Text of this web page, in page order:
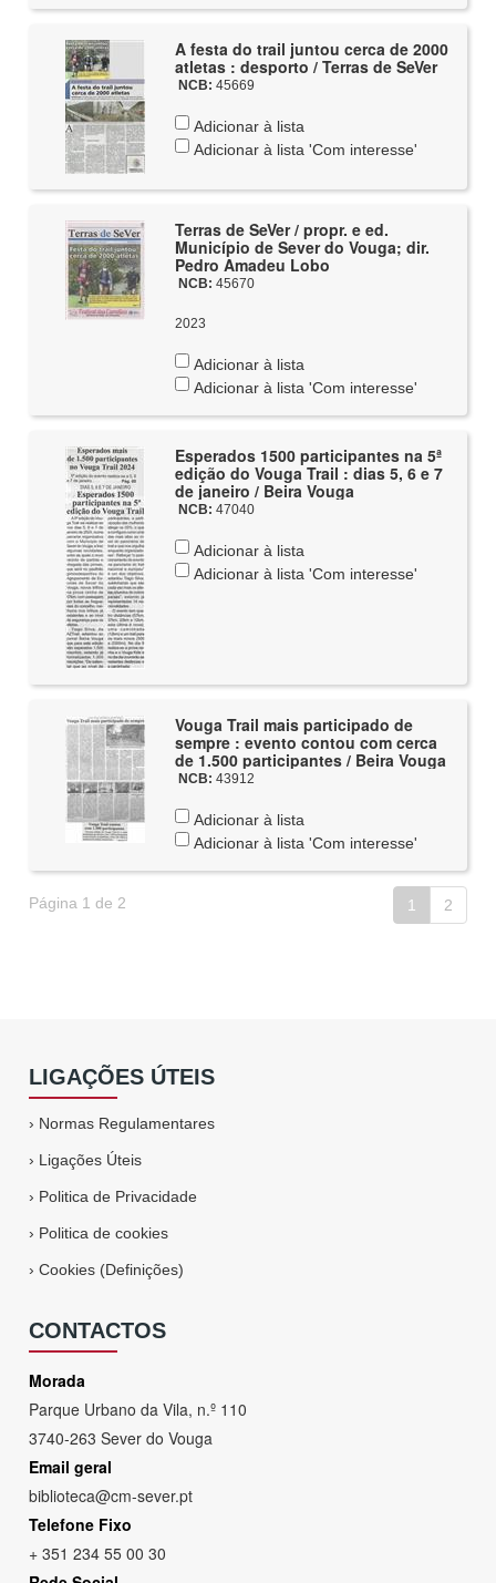
A festa do trail juntou cerca de 2000
atletas : desporto / Terras de SeVer
NCB: 45669
Adicionar à lista
Adicionar à lista 'Com interesse'
Terras de SeVer / propr. e ed.
Município de Sever do Vouga; dir.
Pedro Amadeu Lobo
NCB: 45670
2023
Adicionar à lista
Adicionar à lista 'Com interesse'
Esperados 1500 participantes na 5ª
edição do Vouga Trail : dias 5, 6 e 7
de janeiro / Beira Vouga
NCB: 47040
Adicionar à lista
Adicionar à lista 'Com interesse'
Vouga Trail mais participado de
sempre : evento contou com cerca
de 1.500 participantes / Beira Vouga
NCB: 43912
Adicionar à lista
Adicionar à lista 'Com interesse'
Página 1 de 2 1 2
LIGAÇÕES ÚTEIS
› Normas Regulamentares
› Ligações Úteis
› Politica de Privacidade
› Politica de cookies
›Cookies (Definições)
CONTACTOS
Morada
Parque Urbano da Vila, n.º 110
3740-263 Sever do Vouga
Email geral
biblioteca@cm-sever.pt
Telefone Fixo
+ 351 234 55 00 30